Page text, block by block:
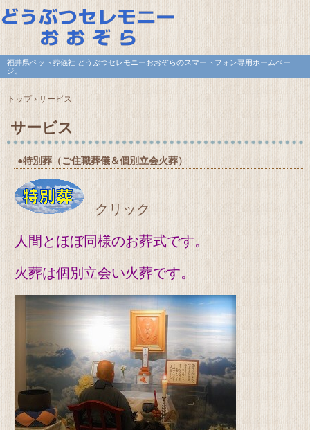
福井県ペット葬儀社 どうぶつセレモニーおおぞらのスマートフォン専用ホームペー
ジ。
トップ› サービス
サービス
●特別葬（ご住職葬儀＆個別立会火葬）
クリック
人間とほぼ同様のお葬式です。
火葬は個別立会い火葬です。